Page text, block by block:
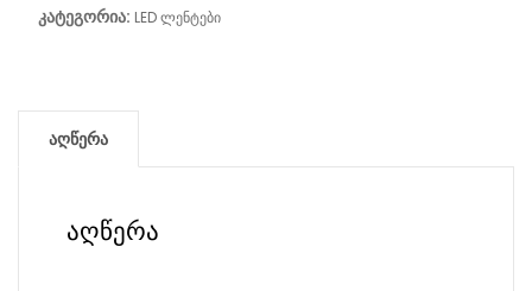
კატეგორია: LED ლენტები
აღწერა
აღწერა